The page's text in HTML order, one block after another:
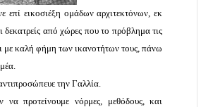
επί εικοσιέξη ομάδων αρχιτεκτόνων, εκ
δεκατρείς από χώρες που το πρόβλημα τις
με καλή φήμη των ικανοτήτων τους, πάνω
την Γαλλία.
να προτείνουμε νόρμες, μεθόδους, και